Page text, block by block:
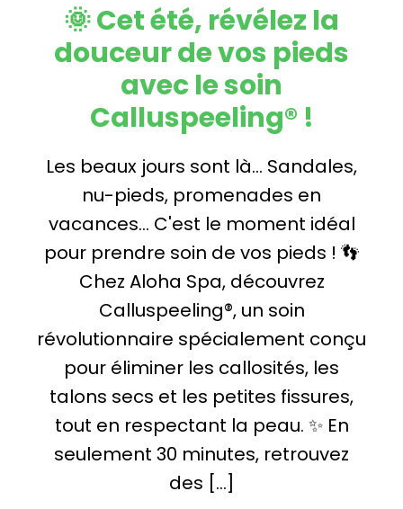
🌞 Cet été, révélez la
douceur de vos pieds
avec le soin
Calluspeeling® !
Les beaux jours sont là… Sandales,
nu-pieds, promenades en
vacances… C'est le moment idéal
pour prendre soin de vos pieds ! 👣
Chez Aloha Spa, découvrez
Calluspeeling®, un soin
révolutionnaire spécialement conçu
pour éliminer les callosités, les
talons secs et les petites fissures,
tout en respectant la peau. ✨ En
seulement 30 minutes, retrouvez
des […]